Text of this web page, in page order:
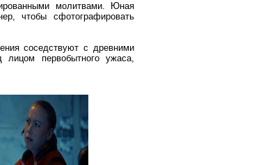
молитвами. Юная
чтобы сфотографировать
соседствуют с древними
первобытного ужаса,